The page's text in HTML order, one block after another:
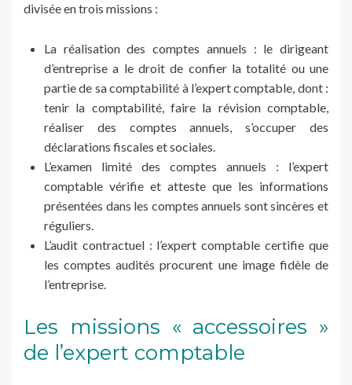
divisée en trois missions :
La réalisation des comptes annuels : le dirigeant
d’entreprise a le droit de confier la totalité ou une
partie de sa comptabilité à l’expert comptable, dont :
tenir la comptabilité, faire la révision comptable,
réaliser des comptes annuels, s’occuper des
déclarations fiscales et sociales.
L’examen limité des comptes annuels : l’expert
comptable vérifie et atteste que les informations
présentées dans les comptes annuels sont sincères et
réguliers.
L’audit contractuel : l’expert comptable certifie que
les comptes audités procurent une image fidèle de
l’entreprise.
Les missions « accessoires »
de l’expert comptable